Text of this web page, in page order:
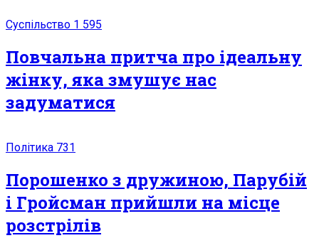
Суспільство 1 595
Повчальна притча про ідеальну
жінку, яка змушує нас
задуматися
Політика 731
Порошенко з дружиною, Парубій
і Гройсман прийшли на місце
розстрілів